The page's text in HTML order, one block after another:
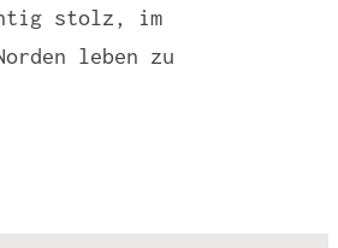
stolz, im
leben zu